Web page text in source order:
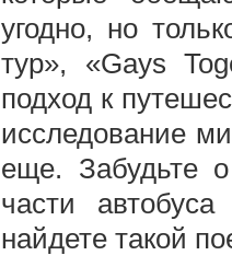
угодно, но
тур», «Gays
подход к
исследование
еще. Забудьте
части
найдете такой